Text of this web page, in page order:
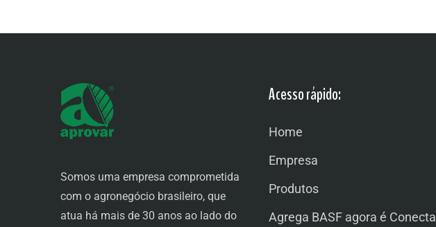
Somos uma empresa comprometida
com o agronegócio brasileiro, que
atua há mais de 30 anos ao lado do
Acesso rápido:
Home
Empresa
Produtos
Agrega BASF agora é Conecta